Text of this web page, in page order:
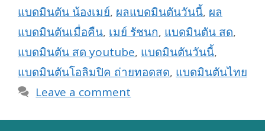
แบดมินตัน น้องเมย์, ผลแบดมินตันวันนี้, ผล
แบดมินตันเมื่อคืน, เมย์ รัชนก, แบดมินตัน สด,
แบดมินตัน สด youtube, แบดมินตันวันนี้,
แบดมินตันโอลิมปิค ถ่ายทอดสด, แบดมินตันไทย
Leave a comment